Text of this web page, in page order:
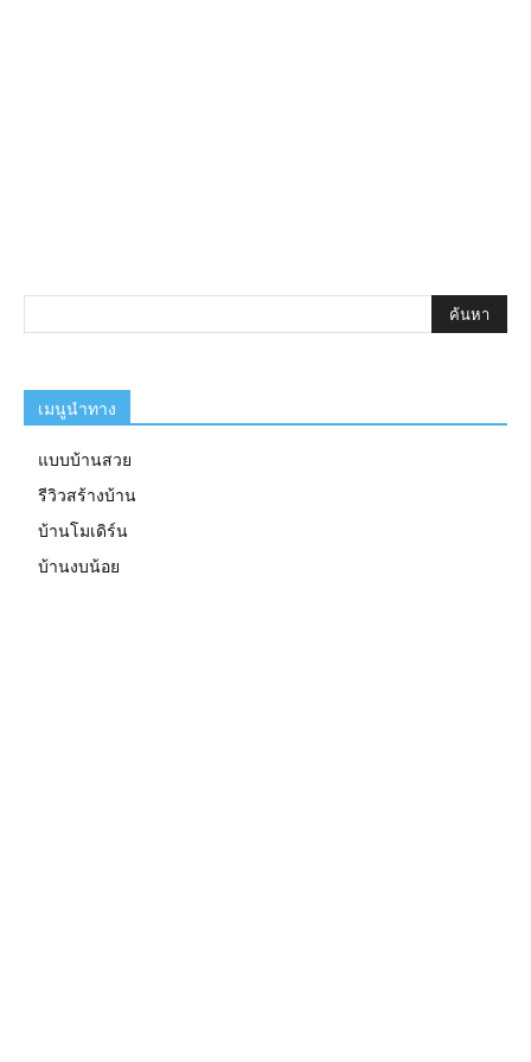
เมนูนำทาง
แบบบ้านสวย
รีวิวสร้างบ้าน
บ้านโมเดิร์น
บ้านงบน้อย